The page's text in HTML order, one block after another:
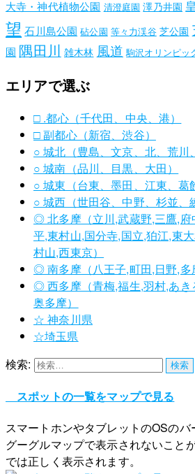
大寺・神代植物公園 清澄庭園 澤乃井園
望 石川島公園 砧公園 等々力渓谷 芝公園
園 隅田川 雑木林 風道 駒沢オリンピッ
エリアで選ぶ
□ .都心（千代田、中央、港）
□ 副都心（新宿、渋谷）
○ 城北（豊島、文京、北、荒川
○ 城南（品川、目黒、大田）
○ 城東（台東、墨田、江東、葛
○ 城西（世田谷、中野、杉並、
◎ 北多摩（立川,武蔵野,三鷹,府
平,東村山,国分寺,国立,狛江,東
村山,西東京）
◎ 南多摩（八王子,町田,日野,多
◎ 西多摩（青梅,福生,羽村,あき
奥多摩）
☆ 神奈川県
☆埼玉県
検索:
スポットの一覧をマップで見る
スマートホンやタブレットのOSのバ
グーグルマップで表示されないこと
では正しく表示されます。